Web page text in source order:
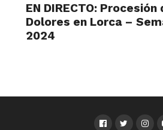
EN DIRECTO:
Dolores en Lorca –
2024